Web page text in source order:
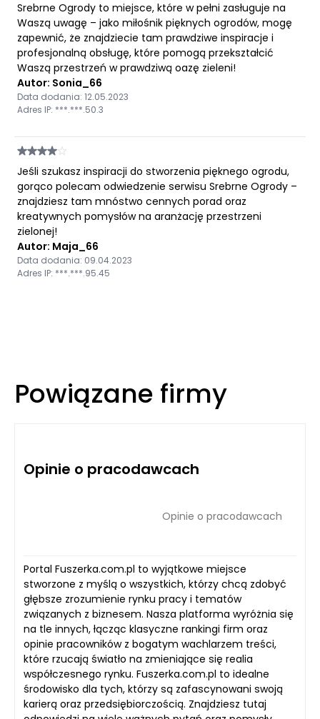
Srebrne Ogrody to miejsce, które w pełni zasługuje na
Waszą uwagę – jako miłośnik pięknych ogrodów, mogę
zapewnić, że znajdziecie tam prawdziwe inspiracje i
profesjonalną obsługę, które pomogą przekształcić
Waszą przestrzeń w prawdziwą oazę zieleni!
Autor: Sonia_66
Data dodania: 12.05.2023
Adres IP: ***.***.50.3
Jeśli szukasz inspiracji do stworzenia pięknego ogrodu,
gorąco polecam odwiedzenie serwisu Srebrne Ogrody –
znajdziesz tam mnóstwo cennych porad oraz
kreatywnych pomysłów na aranżację przestrzeni
zielonej!
Autor: Maja_66
Data dodania: 09.04.2023
Adres IP: ***.***.95.45
Powiązane firmy
Opinie o pracodawcach
Opinie o pracodawcach
Portal Fuszerka.com.pl to wyjątkowe miejsce
stworzone z myślą o wszystkich, którzy chcą zdobyć
głębsze zrozumienie rynku pracy i tematów
związanych z biznesem. Nasza platforma wyróżnia się
na tle innych, łącząc klasyczne rankingi firm oraz
opinie pracowników z bogatym wachlarzem treści,
które rzucają światło na zmieniające się realia
współczesnego rynku. Fuszerka.com.pl to idealne
środowisko dla tych, którzy są zafascynowani swoją
karierą oraz przedsiębiorczością. Znajdziesz tutaj